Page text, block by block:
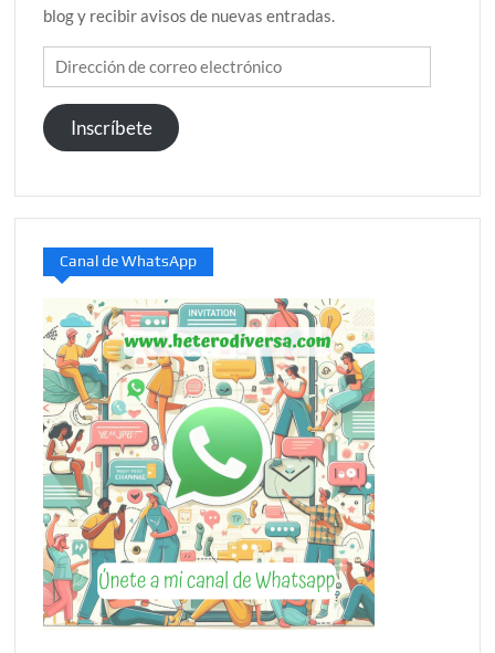
blog y recibir avisos de nuevas entradas.
Dirección
de
correo
electrónico
Inscríbete
Canal de WhatsApp